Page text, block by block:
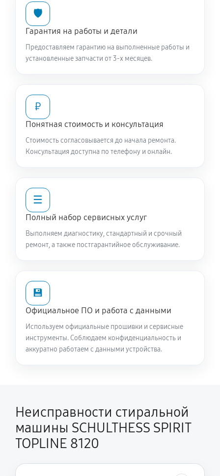
Чистка заливного фильтра-сеточки
720 руб 60 минут
Ремонт или замена петли двери
Замена мотора вентилятора сушки
Замена верхнего противовеса
1360 руб 60 минут
Замена бака стиральной машины SCHULTHESS
SPIRIT TOPLINE 8120
2930 руб 60 минут
SCHULTHESS SPIRIT TOPLINE 8120
Ремонт аквастопа стиральной машины SCHULTHESS
SPIRIT TOPLINE 8120
1530 руб 60 минут
Замена шторок барабана
1490 руб 60 минут
SPIRIT TOPLINE 8120
🛡️
Гарантия на работы и детали
Предоставляем гарантию на выполненные работы и
установленные запчасти от 3-х месяцев.
₽
Понятная стоимость и консультация
Стоимость согласовывается до начала ремонта.
Консультация доступна по телефону и онлайн.
☰
Полный набор сервисных услуг
Выполняем диагностику, стандартный и срочный
ремонт, а также постгарантийное обслуживание.
💾
Официальное ПО и работа с данными
Используем официальные прошивки и сервисные
инструменты. Соблюдаем конфиденциальность и
аккуратно работаем с данными устройства.
Неисправности стиральной
машины SCHULTHESS SPIRIT
TOPLINE 8120